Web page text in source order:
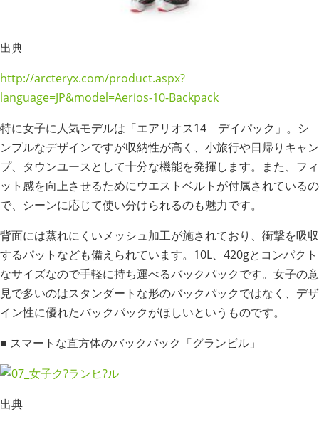
出典
http://arcteryx.com/product.aspx?
language=JP&model=Aerios-10-Backpack
特に女子に人気モデルは「エアリオス14 デイパック」。シ
ンプルなデザインですが収納性が高く、小旅行や日帰りキャン
プ、タウンユースとして十分な機能を発揮します。また、フィ
ット感を向上させるためにウエストベルトが付属されているの
で、シーンに応じて使い分けられるのも魅力です。
背面には蒸れにくいメッシュ加工が施されており、衝撃を吸収
するパットなども備えられています。10L、420gとコンパクト
なサイズなので手軽に持ち運べるバックパックです。女子の意
見で多いのはスタンダートな形のバックパックではなく、デザ
イン性に優れたバックパックがほしいというものです。
■ スマートな直方体のバックパック「グランビル」
出典